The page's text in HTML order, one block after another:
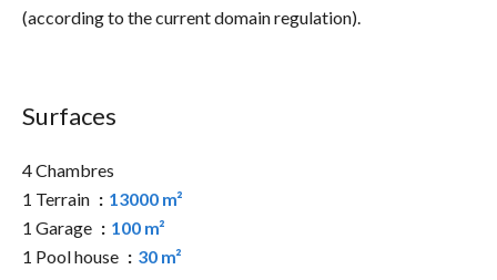
(according to the current domain regulation).
Surfaces
4 Chambres
1 Terrain
13000 m²
1 Garage
100 m²
1 Pool house
30 m²